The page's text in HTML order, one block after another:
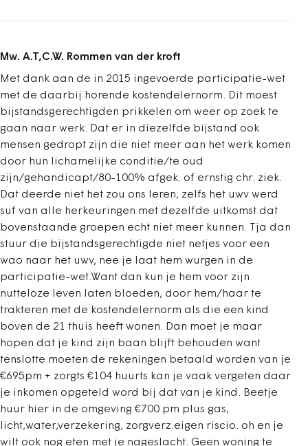
Mw. A.T,C.W. Rommen van der kroft
Met dank aan de in 2015 ingevoerde participatie-wet
met de daarbij horende kostendelernorm. Dit moest
bijstandsgerechtigden prikkelen om weer op zoek te
gaan naar werk. Dat er in diezelfde bijstand ook
mensen gedropt zijn die niet meer aan het werk komen
door hun lichamelijke conditie/te oud
zijn/gehandicapt/80-100% afgek. of ernstig chr. ziek.
Dat deerde niet het zou ons leren, zelfs het uwv werd
suf van alle herkeuringen met dezelfde uitkomst dat
bovenstaande groepen echt niet meer kunnen. Tja dan
stuur die bijstandsgerechtigde niet netjes voor een
wao naar het uwv, nee je laat hem wurgen in de
participatie-wet.Want dan kun je hem voor zijn
nutteloze leven laten bloeden, door hem/haar te
trakteren met de kostendelernorm als die een kind
boven de 21 thuis heeft wonen. Dan moet je maar
hopen dat je kind zijn baan blijft behouden want
tenslotte moeten de rekeningen betaald worden van je
€695pm + zorgts €104 huurts kan je vaak vergeten daar
je inkomen opgeteld word bij dat van je kind. Beetje
huur hier in de omgeving €700 pm plus gas,
licht,water,verzekering, zorgverz.eigen riscio. oh en je
wilt ook nog eten met je nageslacht. Geen woning te